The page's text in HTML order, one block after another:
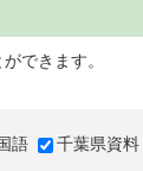
できます。
語 千葉県資料